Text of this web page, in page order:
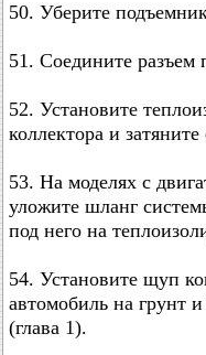
50. Уберите
51. Соедините разъем
52. Установите
коллектора и
53. На моделях с
уложите шланг
под него на
54. Установите щуп
автомобиль на грунт
(глава 1).